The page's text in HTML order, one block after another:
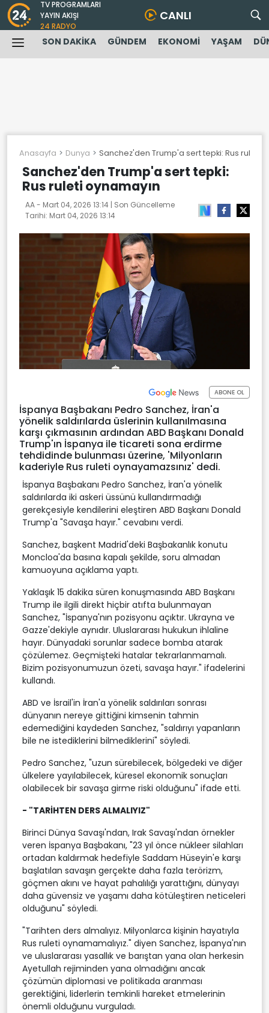
TV PROGRAMLARI
YAYIN AKIŞI
24 RADYO
CANLI
SON DAKİKA GÜNDEM EKONOMİ YAŞAM
Anasayfa Dunya Sanchez'den Trump'a sert tepki: Rus ruleti
Sanchez'den Trump'a sert tepki:
Rus ruleti oynamayın
AA - Mart 04, 2026 13:14 | Son Güncelleme
Tarihi: Mart 04, 2026 13:14
ABONE OL
İspanya Başbakanı Pedro Sanchez, İran'a
yönelik saldırılarda üslerinin kullanılmasına
karşı çıkmasının ardından ABD Başkanı Donald
Trump'ın İspanya ile ticareti sona erdirme
tehdidinde bulunması üzerine, 'Milyonların
kaderiyle Rus ruleti oynayamazsınız' dedi.
İspanya Başbakanı Pedro Sanchez, İran'a yönelik
saldırılarda iki askeri üssünü kullandırmadığı
gerekçesiyle kendilerini eleştiren ABD Başkanı Donald
Trump'a "Savaşa hayır." cevabını verdi.
Sanchez, başkent Madrid'deki Başbakanlık konutu
Moncloa'da basına kapalı şekilde, soru almadan
kamuoyuna açıklama yaptı.
Yaklaşık 15 dakika süren konuşmasında ABD Başkanı
Trump ile ilgili direkt hiçbir atıfta bulunmayan
Sanchez, "İspanya'nın pozisyonu açıktır. Ukrayna ve
Gazze'dekiyle aynıdır. Uluslararası hukukun ihlaline
hayır. Dünyadaki sorunlar sadece bomba atarak
çözülemez. Geçmişteki hatalar tekrarlanmamalı.
Bizim pozisyonumuzun özeti, savaşa hayır." ifadelerini
kullandı.
ABD ve İsrail'in İran'a yönelik saldırıları sonrası
dünyanın nereye gittiğini kimsenin tahmin
edemediğini kaydeden Sanchez, "saldırıyı yapanların
bile ne istediklerini bilmediklerini" söyledi.
Pedro Sanchez, "uzun sürebilecek, bölgedeki ve diğer
ülkelere yayılabilecek, küresel ekonomik sonuçları
olabilecek bir savaşa girme riski olduğunu" ifade etti.
- "TARİHTEN DERS ALMALIYIZ"
Birinci Dünya Savaşı'ndan, Irak Savaşı'ndan örnekler
veren İspanya Başbakanı, "23 yıl önce nükleer silahları
ortadan kaldırmak hedefiyle Saddam Hüseyin'e karşı
başlatılan savaşın gerçekte daha fazla terörizm,
göçmen akını ve hayat pahalılığı yarattığını, dünyayı
daha güvensiz ve yaşamı daha kötüleştiren neticeleri
olduğunu" söyledi.
"Tarihten ders almalıyız. Milyonlarca kişinin hayatıyla
Rus ruleti oynamamalıyız." diyen Sanchez, İspanya'nın
ve uluslararası yasallık ve barıştan yana olan herkesin
Ayetullah rejiminden yana olmadığını ancak
çözümün diplomasi ve politikada aranması
gerektiğini, liderlerin temkinli hareket etmelerinin
önemli olduğunu vurguladı.